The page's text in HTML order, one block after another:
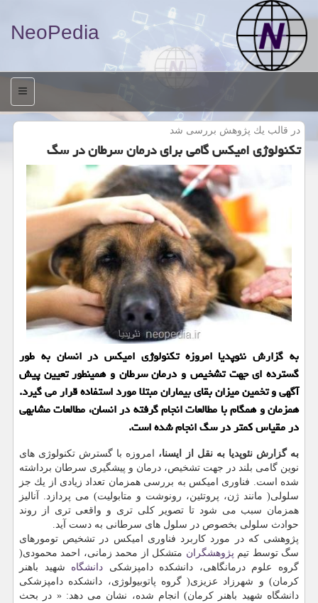
NeoPedia
منو
در قالب یك پژوهش بررسی شد
تكنولوژی امیكس گامی برای درمان سرطان در سگ
به گزارش نئوپدیا امروزه تكنولوژی امیكس در انسان به طور
گسترده ای جهت تشخیص و درمان سرطان و همینطور تعیین پیش
آگهی و تخمین میزان بقای بیماران مبتلا مورد استفاده قرار می گیرد.
همزمان و همگام با مطالعات انجام گرفته در انسان، مطالعات مشابهی
در مقیاس كمتر در سگ انجام شده است.
به گزارش نئوپدیا به نقل از ایسنا، امروزه با گسترش تكنولوژی های
نوین گامی بلند در جهت تشخیص، درمان و پیشگیری سرطان برداشته
شده است. فناوری امیكس به بررسی همزمان تعداد زیادی از یك جز
سلولی( مانند ژن، پروتئین، رونوشت و متابولیت) می پردازد. آنالیز
همزمان سبب می شود تا تصویر كلی تری و واقعی تری از روند
حوادث سلولی بخصوص در سلول های سرطانی به دست آید.
پژوهشی كه در مورد كاربرد فناوری امیكس در تشخیص تومورهای
سگ توسط تیم پژوهشگران متشكل از محمد زمانی، احمد محمودی(
گروه علوم درمانگاهی، دانشكده دامپزشكی دانشگاه شهید باهنر
كرمان) و شهرزاد عزیزی( گروه پاتوبیولوژی، دانشكده دامپزشكی
دانشگاه شهید باهنر كرمان) انجام شده، نشان می دهد: « در بحث